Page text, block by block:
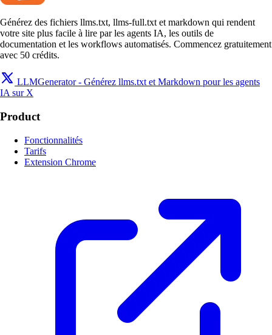
Générez des fichiers llms.txt, llms-full.txt et markdown qui rendent
votre site plus facile à lire par les agents IA, les outils de
documentation et les workflows automatisés. Commencez gratuitement
avec 50 crédits.
LLMGenerator - Générez llms.txt et Markdown pour les agents
IA sur X
Product
Fonctionnalités
Tarifs
Extension Chrome